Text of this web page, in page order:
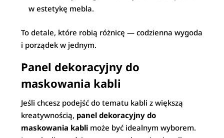
w estetykę mebla.
To detale, które robią różnicę — codzienna wygoda
i porządek w jednym.
Panel dekoracyjny do
maskowania kabli
Jeśli chcesz podejść do tematu kabli z większą
kreatywnością, panel dekoracyjny do
maskowania kabli może być idealnym wyborem.